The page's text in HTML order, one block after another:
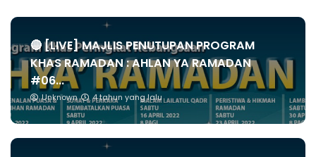
🔴 [LIVE] MAJLIS PENUTUPAN PROGRAM
KHAS RAMADAN : AHLAN YA RAMADAN
#06...
Unknown 4 tahun yang lalu